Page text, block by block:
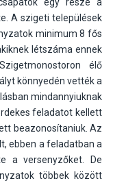
A szigeti települések
minimum 8 fős
létszáma ennek
élő
könnyedén vették a
mindannyiuknak
feladatot kellett
beazonosítaniuk. Az
ebben a feladatban a
a versenyzőket. De
többek között